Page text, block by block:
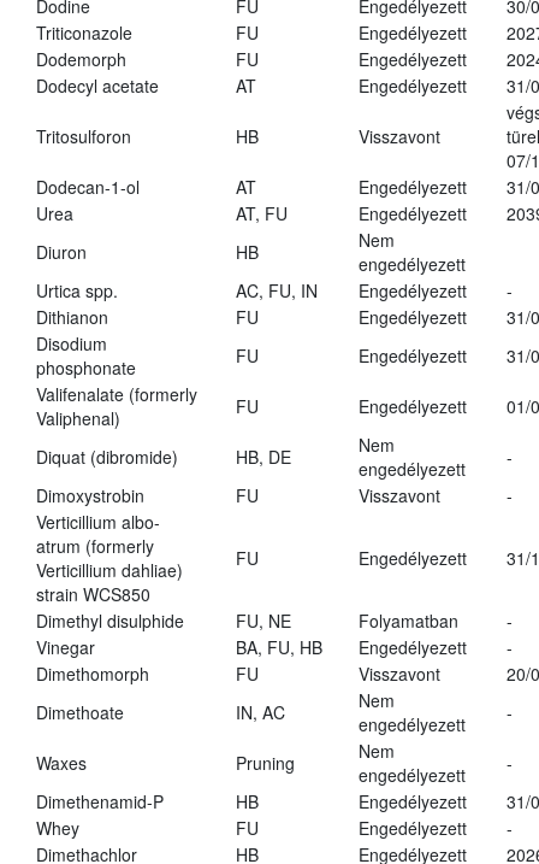
Dodine
FU Engedélyezett
30/
Triticonazole
FU Engedélyezett
Dodemorph
FU Engedélyezett
Dodecyl acetate
AT Engedélyezett 31/
Tritosulforon HB Visszavont
07/
Dodecan-1-ol
AT Engedélyezett
31/
Urea
AT, FU Engedélyezett
Diuron
HB
Nem
engedélyezett
Urtica spp.
AC, FU, IN Engedélyezett
-
Dithianon
FU Engedélyezett
31/
Disodium
phosphonate
FU Engedélyezett
31/
Valifenalate (formerly
Valiphenal)
FU Engedélyezett 01/
Diquat (dibromide) HB, DE
Nem
engedélyezett
-
Dimoxystrobin
FU Visszavont
-
Verticillium albo-
atrum (formerly
Verticillium dahliae)
strain WCS850
FU Engedélyezett 31/
Dimethyl disulphide FU, NE Folyamatban
-
Vinegar
BA, FU, HB Engedélyezett
-
Dimethomorph
FU Visszavont
20/
Dimethoate
IN, AC
Nem
engedélyezett
-
Waxes Pruning
Nem
engedélyezett
-
Dimethenamid-P
HB Engedélyezett
31/
Whey
FU Engedélyezett
-
Dimethachlor
HB Engedélyezett